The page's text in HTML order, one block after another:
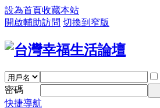
設為首頁收藏本站
開啟輔助訪問 切換到窄版
密碼
快捷導航